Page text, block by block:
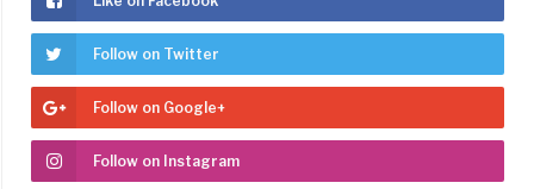
Follow on Twitter
Follow on Google+
Follow on Instagram